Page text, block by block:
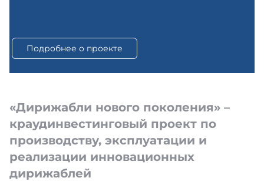
Подробнее о проекте
«Дирижабли нового поколения» –
краудинвестинговый проект по
производству, эксплуатации и
реализации инновационных
дирижаблей